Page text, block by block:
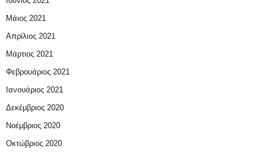
Μάιος 2021
Απρίλιος 2021
Μάρτιος 2021
Φεβρουάριος 2021
Ιανουάριος 2021
Δεκέμβριος 2020
Νοέμβριος 2020
Οκτώβριος 2020